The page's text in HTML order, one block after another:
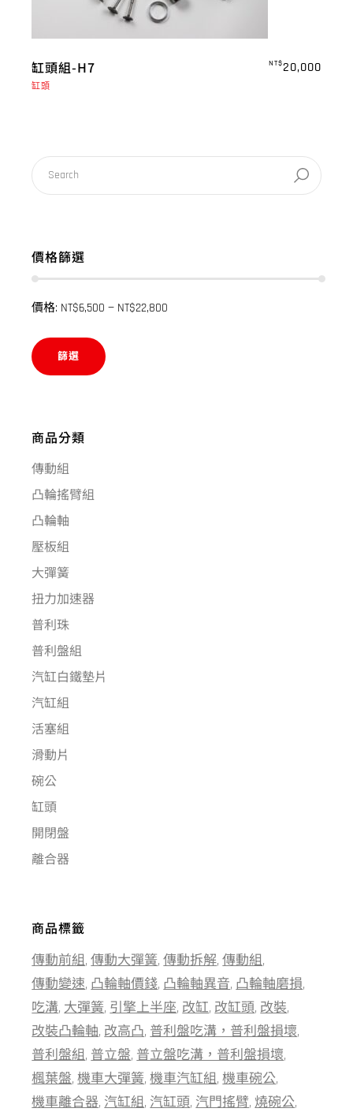
缸頭組-H7 NT$20,000
缸頭
價格篩選
篩選
價格: NT$6,500 — NT$22,800
商品分類
傳動組
凸輪搖臂組
凸輪軸
壓板組
大彈簧
扭力加速器
普利珠
普利盤組
汽缸白鐵墊片
汽缸組
活塞組
滑動片
碗公
缸頭
開閉盤
離合器
商品標籤
傳動前組 傳動大彈簧 傳動拆解 傳動組
傳動變速 凸輪軸價錢 凸輪軸異音 凸輪軸磨損
吃溝 大彈簧 引擎上半座 改缸 改缸頭 改裝
改裝凸輪軸 改高凸 普利盤吃溝，普利盤損壞
普利盤組 普立盤 普立盤吃溝，普利盤損壞
楓葉盤 機車大彈簧 機車汽缸組 機車碗公
機車離合器 汽缸組 汽缸頭 汽門搖臂 燒碗公